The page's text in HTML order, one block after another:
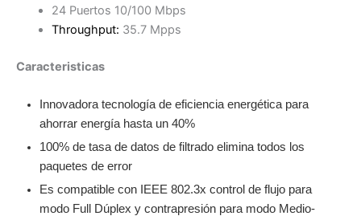
24 Puertos 10/100 Mbps
Throughput: 35.7 Mpps
Caracteristicas
Innovadora tecnología de eficiencia energética para
ahorrar energía hasta un 40%
100% de tasa de datos de filtrado elimina todos los
paquetes de error
Es compatible con IEEE 802.3x control de flujo para
modo Full Dúplex y contrapresión para modo Medio-